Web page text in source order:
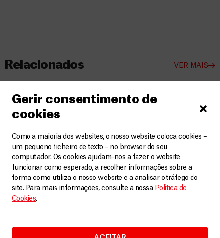
Gerir consentimento de
cookies
Como a maioria dos websites, o nosso website coloca cookies –
um pequeno ficheiro de texto – no browser do seu
computador. Os cookies ajudam-nos a fazer o website
funcionar como esperado, a recolher informações sobre a
forma como utiliza o nosso website e a analisar o tráfego do
site. Para mais informações, consulte a nossa Política de
Cookies.
Relacionados VER MAIS